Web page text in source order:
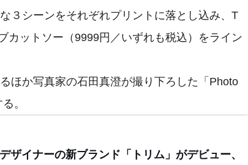
３シーンをそれぞれプリントに落とし込み、T
カットソー（9999円／いずれも税込）をライン
ほか写真家の石田真澄が撮り下ろした「Photo
。
ザイナーの新ブランド「トリム」がデビュー、